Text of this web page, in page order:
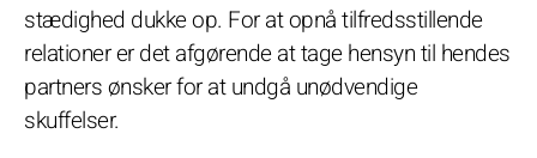
stædighed dukke op. For at opnå tilfredsstillende
relationer er det afgørende at tage hensyn til hendes
partners ønsker for at undgå unødvendige
skuffelser.